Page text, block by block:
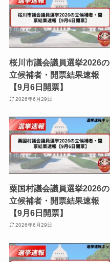
桜川市議会議員選挙2026の
立候補者・開票結果速報
【9月6日開票】
2026年6月29日
粟国村議会議員選挙2026の
立候補者・開票結果速報
【9月6日開票】
2026年6月29日